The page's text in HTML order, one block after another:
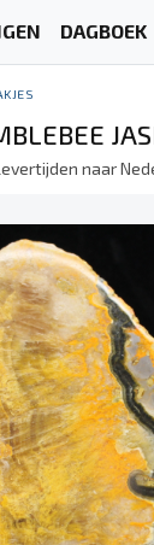
DAGBOEK
naar